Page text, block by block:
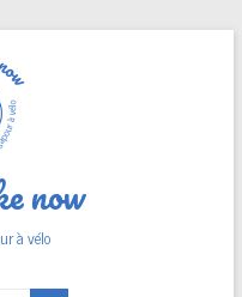
now
à vélo